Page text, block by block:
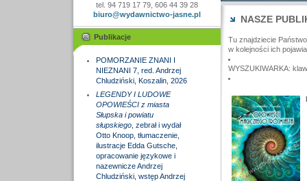
tel. 94 719 17 79, 606 44 39 28
biuro@wydawnictwo-jasne.pl
Publikacje
POMORZANIE ZNANI I
NIEZNANI 7, red. Andrzej
Chludziński, Koszalin, 2026
LEGENDY I LUDOWE
OPOWIEŚCI z miasta
Słupska i powiatu
słupskiego, zebrał i wydał
Otto Knoop, tłumaczenie,
ilustracje Edda Gutsche,
opracowanie językowe i
nazewnicze Andrzej
Chludziński, wstęp Andrzej
NASZE
Tu znajdziecie
w kolejności ich
WYSZUKIWARKA: